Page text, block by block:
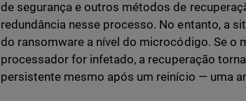
de segurança e outros métodos de
redundância nesse processo. No entanto, a
do ransomware a nível do microcódigo. Se o
processador for infetado, a recuperação
persistente mesmo após um reinício — uma